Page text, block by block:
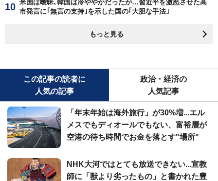
米国は曖昧､韓国は冷ややかだったが…習近平を激怒させた高
市発言に｢無言の支持｣を示した国の｢大胆な手法｣
もっと見る
この記事の読者に
人気の記事
政治・経済の
人気記事
「年末年始は海外旅行」が30%増...エル
メスでもディオールでもない、富裕層が
空港の待ち時間でお金を落とす"場所"
NHK大河ではとても放送できない...宣教
師に「獣より劣ったもの」と書かれた豊